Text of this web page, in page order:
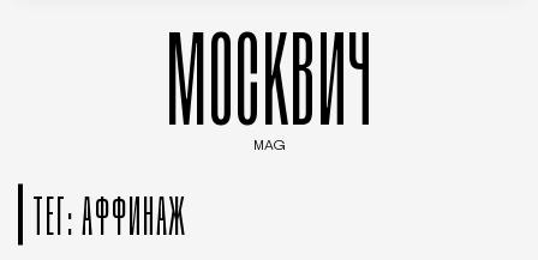
МОСКВИЧ
MAG
ТЕГ: АФФИНАЖ